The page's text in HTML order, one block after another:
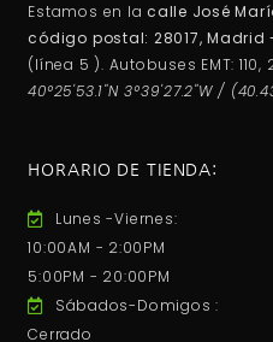
Estamos en la calle José
código postal: 28017, Madrid
(línea 5 ). Autobuses EMT: 110,
40°25'53.1"N 3°39'27.2"W /
HORARIO DE TIENDA:
Lunes -Viernes:
10:00AM - 2:00PM
5:00PM - 20:00PM
Sábados-Domigos :
Cerrado